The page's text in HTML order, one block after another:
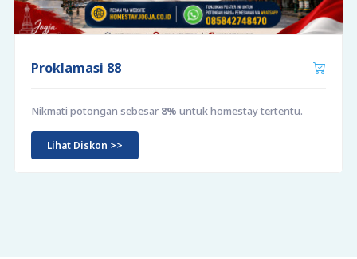
Proklamasi 88
Nikmati potongan sebesar 8% untuk homestay tertentu.
Lihat Diskon >>